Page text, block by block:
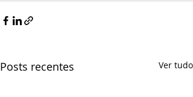
Posts recentes Ver tudo